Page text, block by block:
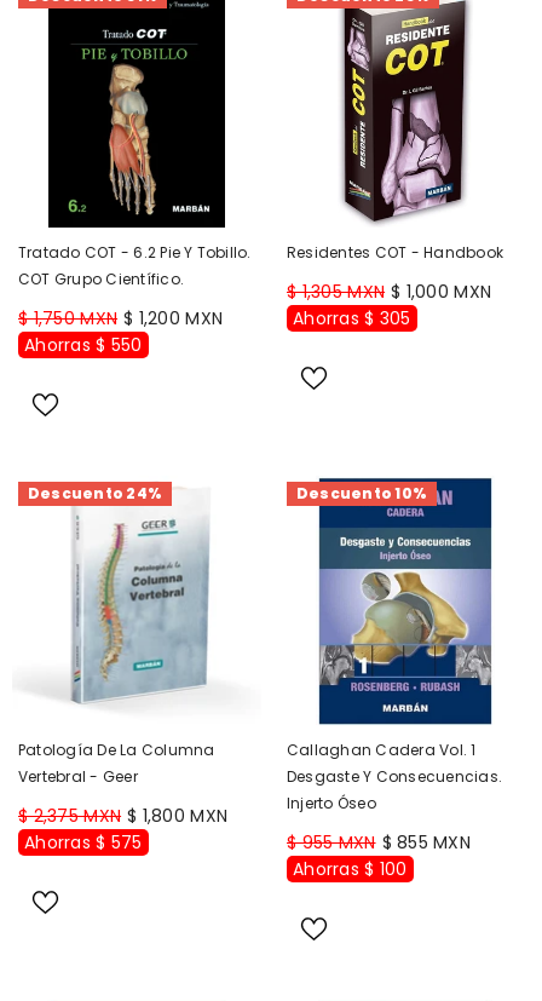
Tratado COT - 6.2 Pie Y Tobillo.
COT Grupo Científico.
$ 1,750 MXN $ 1,200 MXN
Ahorras $ 550
Residentes COT - Handbook
$ 1,305 MXN $ 1,000 MXN
Ahorras $ 305
Descuento 24%
Patología De La Columna
Vertebral - Geer
$ 2,375 MXN $ 1,800 MXN
Ahorras $ 575
Descuento 10%
Callaghan Cadera Vol. 1
Desgaste Y Consecuencias.
Injerto Óseo
$ 955 MXN $ 855 MXN
Ahorras $ 100